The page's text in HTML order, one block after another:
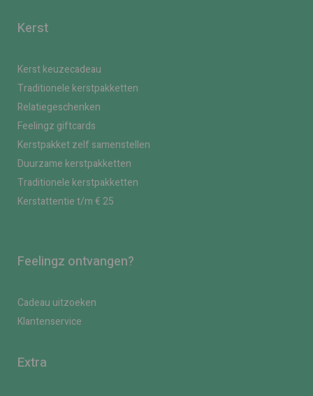
Kerst
Kerst keuzecadeau
Traditionele kerstpakketten
Relatiegeschenken
Feelingz giftcards
Kerstpakket zelf samenstellen
Duurzame kerstpakketten
Traditionele kerstpakketten
Kerstattentie t/m € 25
Feelingz ontvangen?
Cadeau uitzoeken
Klantenservice
Extra